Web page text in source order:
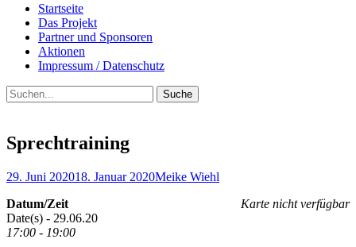
Springe
zum
Inhalt
Startseite
Das Projekt
Partner und Sponsoren
Aktionen
Impressum / Datenschutz
Suchen
Suche
nach:
Sprechtraining
Posted
29. Juni 202018. Januar 2020Author
Meike Wiehl
Karte nicht verfügbar
Datum/Zeit
Date(s) - 29.06.20
17:00 - 19:00